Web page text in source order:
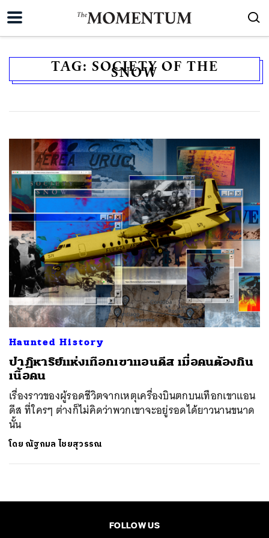
TAG: SOCIETY OF THE
SNOW
Haunted History
ปาฏิหาริย์แห่งเทือกเขาแอนดีส เมื่อคนต้องกิน
เนื้อคน
เรื่องราวของผู้รอดชีวิตจากเหตุเครื่องบินตกบนเทือกเขาแอน
ดีส ที่ใครๆ ต่างก็ไม่คิดว่าพวกเขาจะอยู่รอดได้ยาวนานขนาด
นั้น
โดย ณัฐกมล ไชยสุวรรณ
FOLLOW US
ค้นหา
SHARE TWEET LINE EMAIL